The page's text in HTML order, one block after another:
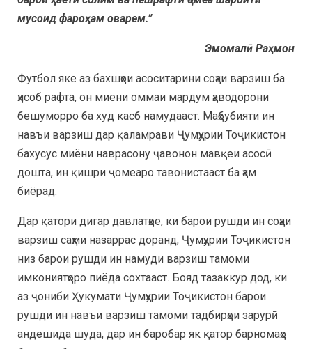
мусоид фароҳам оварем.”
Эмомалӣ Раҳмон
Футбол яке аз бахшҳои асоситарини соҳаи варзиш ба
ҳисоб рафта, он миёни оммаи мардум ҳаводорони
бешуморро ба худ касб намудааст. Маҳбубияти ин
навъи варзиш дар қаламрави Ҷумҳурии Тоҷикистон
бахусус миёни наврасону ҷавонон мавқеи асосӣ
дошта, ин қишри ҷомеаро тавонистааст ба ҳам
биёрад.
Дар қатори дигар давлатҳое, ки барои рушди ин соҳаи
варзиш саҳми назаррас доранд, Ҷумҳурии Тоҷикистон
низ барои рушди ин намуди варзиш тамоми
имкониятҳоро пиёда сохтааст. Бояд тазаккур дод, ки
аз ҷониби Ҳукумати Ҷумҳурии Тоҷикистон барои
рушди ин навъи варзиш тамоми тадбирҳои зарурӣ
андешида шуда, дар ин баробар як қатор барномаҳо